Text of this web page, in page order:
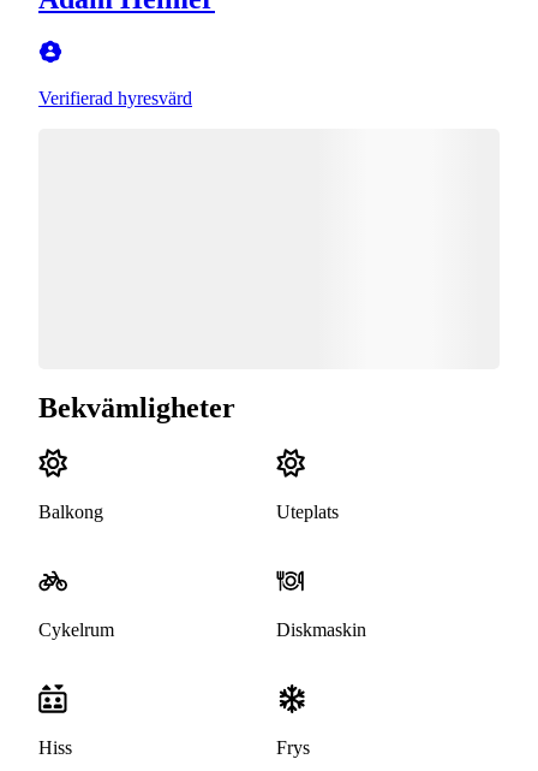
Verifierad hyresvärd
Bekvämligheter
Balkong Uteplats
Cykelrum Diskmaskin
Hiss Frys